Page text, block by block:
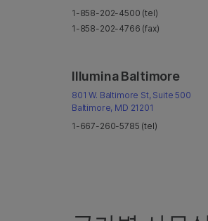
1-858-202-4500 (tel)
1-858-202-4766 (fax)
Illumina Baltimore
801 W. Baltimore St, Suite 500
Baltimore, MD 21201
1-667-260-5785 (tel)